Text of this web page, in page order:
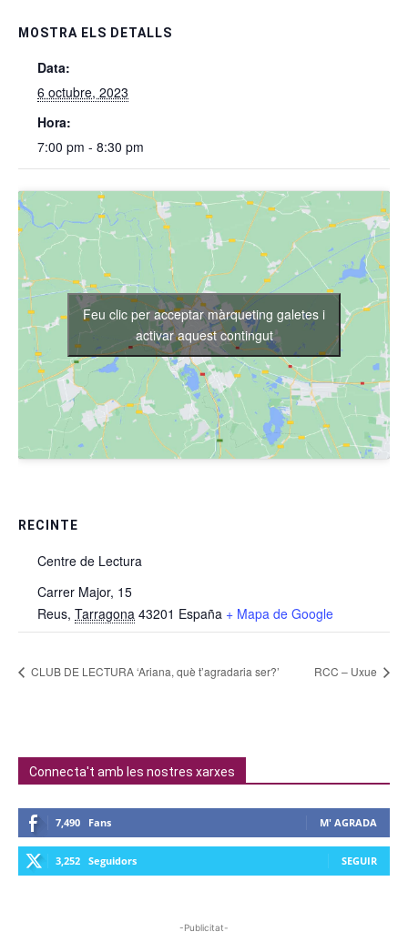
MOSTRA ELS DETALLS
Data:
6 octubre, 2023
Hora:
7:00 pm - 8:30 pm
RECINTE
Centre de Lectura
Carrer Major, 15
Reus, Tarragona 43201 España + Mapa de Google
Feu clic per acceptar màrqueting galetes i
activar aquest contingut
CLUB DE LECTURA ‘Ariana, què t’agradaria ser?’ RCC – Uxue
Connecta't amb les nostres xarxes
7,490 Fans M' AGRADA
3,252 Seguidors SEGUIR
-Publicitat-